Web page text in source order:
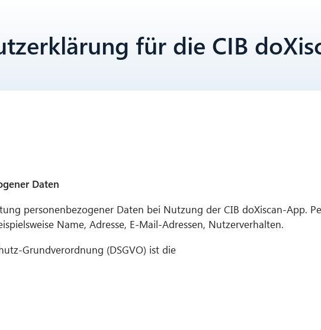
für die CIB
Daten
personenbezogener Daten bei Nutzung der CIB doXiscan-App.
Name, Adresse, E-Mail-Adressen, Nutzerverhalten.
Grundverordnung (DSGVO) ist die